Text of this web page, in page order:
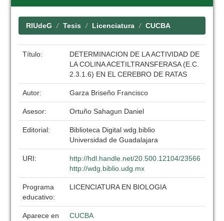
RIUdeG Tesis Licenciatura CUCBA
Título:
DETERMINACION DE LA ACTIVIDAD DE
LA COLINA ACETILTRANSFERASA (E.C.
2.3.1.6) EN EL CEREBRO DE RATAS
Autor: Garza Briseño Francisco
Asesor: Ortuño Sahagun Daniel
Editorial:
Biblioteca Digital wdg.biblio
Universidad de Guadalajara
URI:
http://hdl.handle.net/20.500.12104/23566
http://wdg.biblio.udg.mx
Programa
educativo:
LICENCIATURA EN BIOLOGIA
Aparece en
CUCBA